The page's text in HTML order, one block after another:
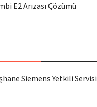
E2 Arızası Çözümü
Siemens Yetkili Servisi